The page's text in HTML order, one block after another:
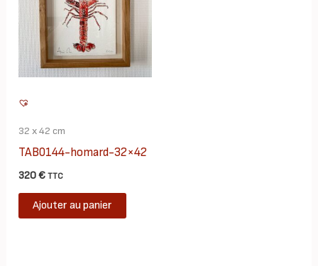
32 x 42 cm
TAB0144-homard-32×42
320€ TTC
Ajouter au panier